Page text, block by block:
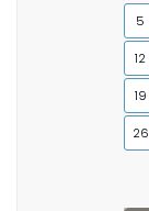
5
12
19
26